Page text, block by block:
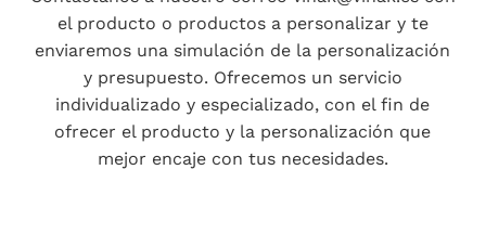
el producto o productos a personalizar y te
enviaremos una simulación de la personalización
y presupuesto. Ofrecemos un servicio
individualizado y especializado, con el fin de
ofrecer el producto y la personalización que
mejor encaje con tus necesidades.